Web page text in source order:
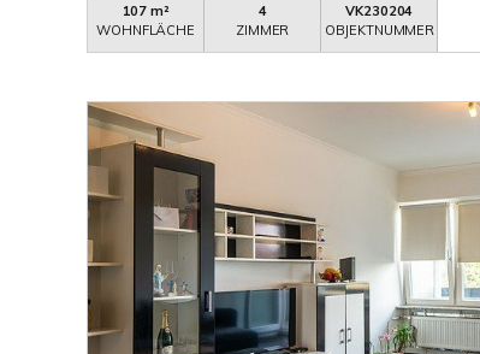
107 m²
WOHNFLÄCHE
4
ZIMMER
VK230204
OBJEKTNUMMER